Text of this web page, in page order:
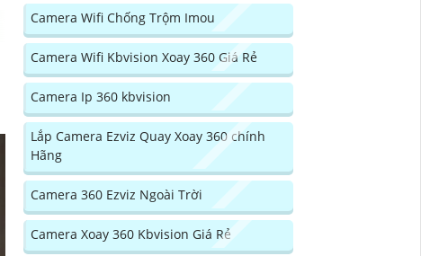
Camera Wifi Chống Trộm Imou
Camera Wifi Kbvision Xoay 360 Giá Rẻ
Camera Ip 360 kbvision
Lắp Camera Ezviz Quay Xoay 360 chính
Hãng
Camera 360 Ezviz Ngoài Trời
Camera Xoay 360 Kbvision Giá Rẻ